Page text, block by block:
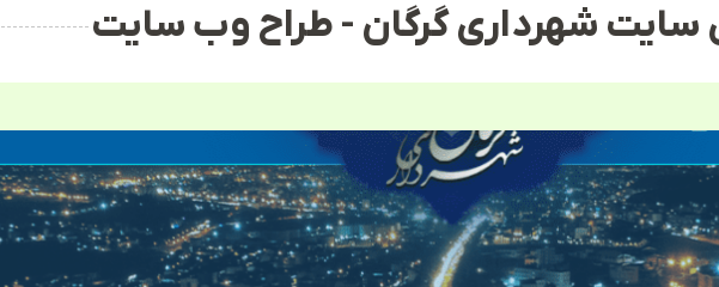
سایت شهرداری گرگان - طراح وب سایت